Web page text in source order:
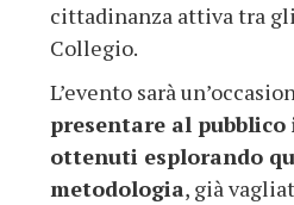
cittadinanza attiva tra
Collegio.
L’evento sarà
presentare al
ottenuti esplorando
metodologia, già